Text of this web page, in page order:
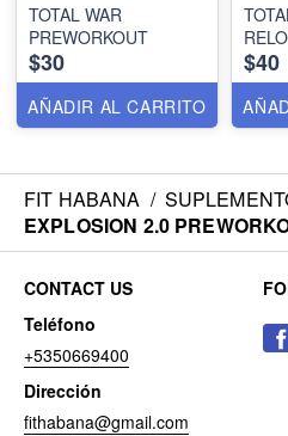
TOTAL WAR
PREWORKOUT
$30
AÑADIR AL CARRITO
$40
FIT HABANA /
EXPLOSION 2.0
CONTACT US
Teléfono
+5350669400
Dirección
fithabana@gmail.com